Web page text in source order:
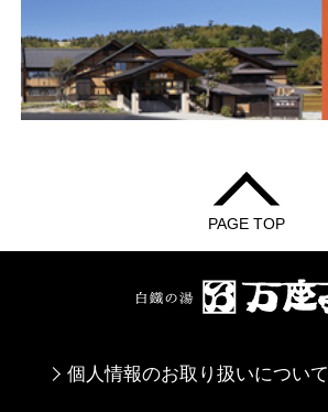
PAGE TOP
個人情報のお取り扱いについて